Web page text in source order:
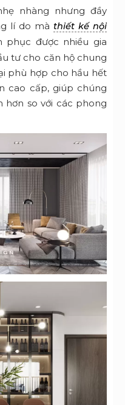
nhàng nhưng đầy
lí do mà thiết kế nội
phục được nhiều gia
tư cho căn hộ chung
phù hợp cho hầu hết
cao cấp, giúp chúng
hơn so với các phong